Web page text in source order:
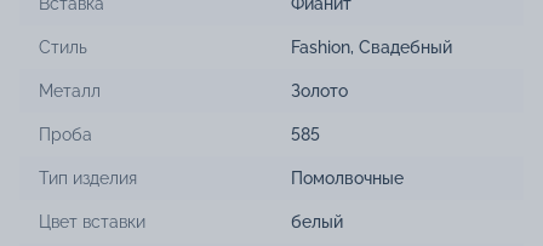
Стиль Fashion, Свадебный
Металл Золото
Проба 585
Тип изделия Помолвочные
Цвет вставки белый